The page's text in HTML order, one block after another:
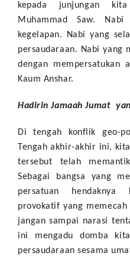
kepada junjungan
Muhammad Saw.
kegelapan. Nabi yang
persaudaraan. Nabi yang
dengan mempersatukan
Kaum Anshar.
Hadirin Jamaah Jumat
Di tengah konflik geo-
Tengah akhir-akhir ini,
tersebut telah
Sebagai bangsa yang
persatuan hendaknya
provokatif yang
jangan sampai narasi
ini mengadu domba
persaudaraan sesama